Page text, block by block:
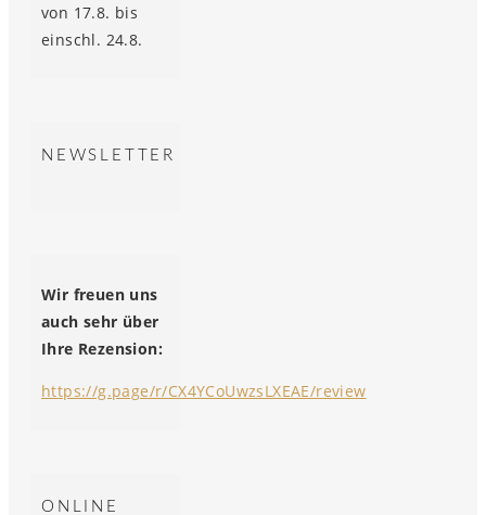
von 17.8. bis
einschl. 24.8.
NEWSLETTER
Wir freuen uns
auch sehr über
Ihre Rezension:
https://g.page/r/CX4YCoUwzsLXEAE/review
ONLINE